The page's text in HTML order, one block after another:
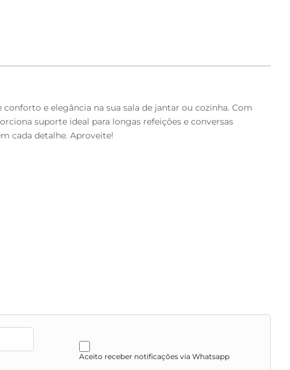
e elegância na sua sala de jantar ou cozinha. Com
suporte ideal para longas refeições e conversas
cada detalhe. Aproveite!
desengordurantes, álcool ou solvente.
Aceito receber notificações via Whatsapp